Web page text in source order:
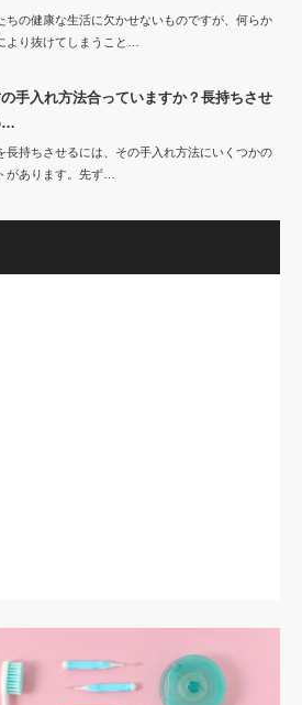
ちの健康な生活に欠かせないものですが、何らか
より抜けてしまうこと…
手入れ方法合っていますか？長持ちさせ
…
長持ちさせるには、その手入れ方法にいくつかの
があります。先ず…